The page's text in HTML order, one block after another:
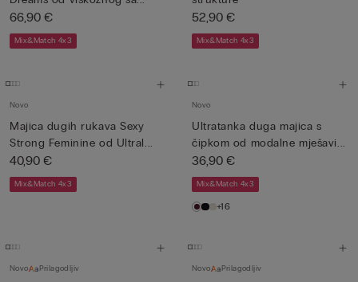
66,90 €
Mix&Match 4x3
52,90 €
Mix&Match 4x3
Novo
Majica dugih rukava Sexy
Strong Feminine od Ultral...
40,90 €
Mix&Match 4x3
Novo
Ultratanka duga majica s
čipkom od modalne mješavi...
36,90 €
Mix&Match 4x3
+16
Novo Prilagodljiv Novo Prilagodljiv